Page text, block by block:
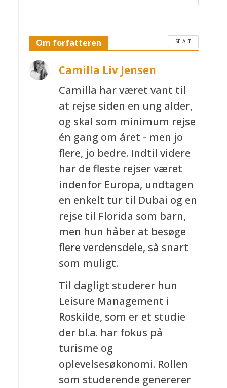
Om forfatteren SE ALT
Camilla Liv Jensen
Camilla har været vant til
at rejse siden en ung alder,
og skal som minimum rejse
én gang om året - men jo
flere, jo bedre. Indtil videre
har de fleste rejser været
indenfor Europa, undtagen
en enkelt tur til Dubai og en
rejse til Florida som barn,
men hun håber at besøge
flere verdensdele, så snart
som muligt.
Til dagligt studerer hun
Leisure Management i
Roskilde, som er et studie
der bl.a. har fokus på
turisme og
oplevelsesøkonomi. Rollen
som studerende genererer